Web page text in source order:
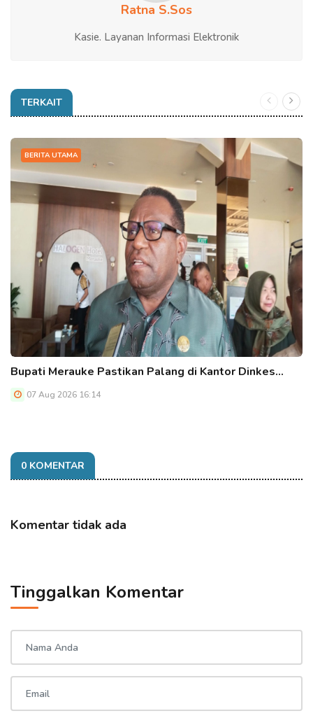
Ratna S.Sos
Kasie. Layanan Informasi Elektronik
TERKAIT
BERITA UTAMA
Bupati Merauke Pastikan Palang di Kantor Dinkes…
07 Aug 2026 16:14
0 KOMENTAR
Komentar tidak ada
Tinggalkan Komentar